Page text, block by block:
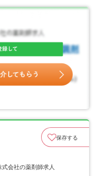
保存する
会社の薬剤師求人